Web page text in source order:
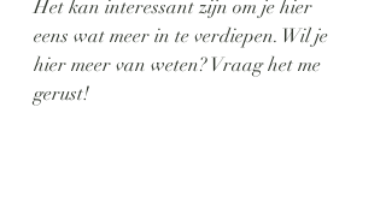
Het kan interessant zijn om je hier
eens wat meer in te verdiepen. Wil je
hier meer van weten? Vraag het me
gerust!